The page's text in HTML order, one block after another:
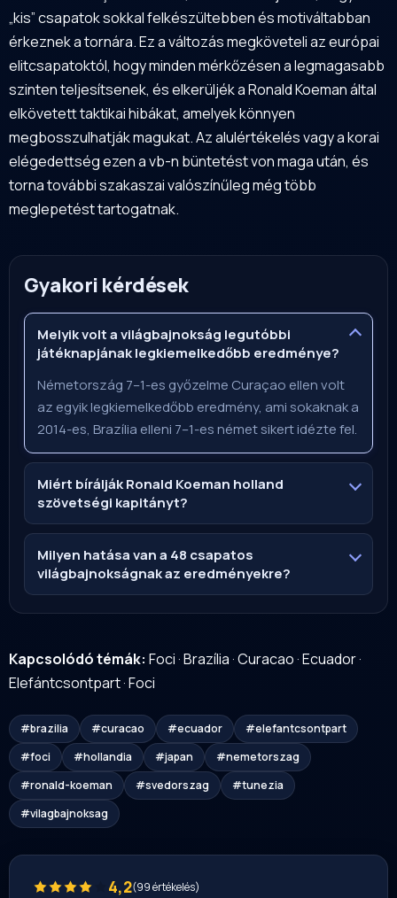
„kis” csapatok sokkal felkészültebben és motiváltabban
érkeznek a tornára. Ez a változás megköveteli az európai
elitcsapatoktól, hogy minden mérkőzésen a legmagasabb
szinten teljesítsenek, és elkerüljék a Ronald Koeman által
elkövetett taktikai hibákat, amelyek könnyen
megbosszulhatják magukat. Az alulértékelés vagy a korai
elégedettség ezen a vb-n büntetést von maga után, és
torna további szakaszai valószínűleg még több
meglepetést tartogatnak.
Gyakori kérdések
Melyik volt a világbajnokság legutóbbi
játéknapjának legkiemelkedőbb eredménye?
Németország 7–1-es győzelme Curaçao ellen volt
az egyik legkiemelkedőbb eredmény, ami sokaknak a
2014-es, Brazília elleni 7–1-es német sikert idézte fel.
Miért bírálják Ronald Koeman holland
szövetségi kapitányt?
Milyen hatása van a 48 csapatos
világbajnokságnak az eredményekre?
Kapcsolódó témák: Foci·Brazília·Curacao·Ecuador·
Elefántcsontpart·Foci
#brazilia #curacao #ecuador
#elefantcsontpart
#foci
#hollandia #japan
#nemetorszag
#ronald-koeman
#svedorszag
#tunezia
#vilagbajnoksag
4,2(99 értékelés)